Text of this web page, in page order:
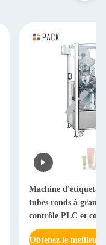
Machine
tubes ronds à grande
contrôle PLC et
inoxydable
Obtenez le meilleur